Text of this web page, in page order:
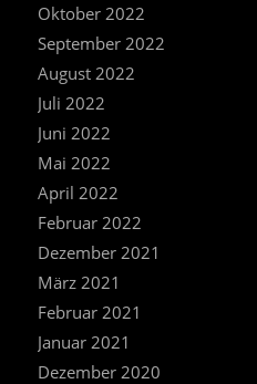
Oktober 2022
September 2022
August 2022
Juli 2022
Juni 2022
Mai 2022
April 2022
Februar 2022
Dezember 2021
März 2021
Februar 2021
Januar 2021
Dezember 2020